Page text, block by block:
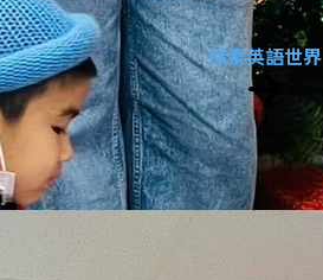
探索英語世界